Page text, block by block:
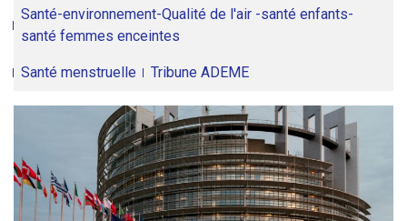
Santé-environnement-Qualité de l'air -santé enfants-
santé femmes enceintes
Santé menstruelle Tribune ADEME